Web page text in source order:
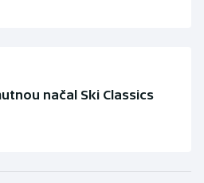
načal Ski Classics